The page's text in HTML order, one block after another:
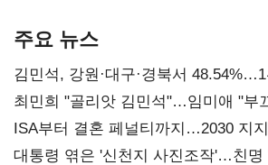
주요 뉴스
김민석, 강원·대구·경북서
최민희 "골리앗 김민석"…임미애 "부
ISA부터 결혼 페널티까지…2030 지
챙기기'
대통령 엮은 '신천지 사진조작'…친명